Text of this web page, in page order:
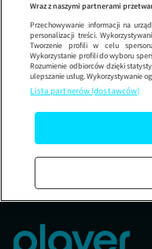
Wraz z naszymi partnerami
Przechowywanie informacji na
personalizacji treści.
Tworzenie profili w celu
Wykorzystanie profili do wyboru
Rozumienie odbiorców dzięki
ulepszanie usług. Wykorzystywanie
Lista partnerów (dostawców)